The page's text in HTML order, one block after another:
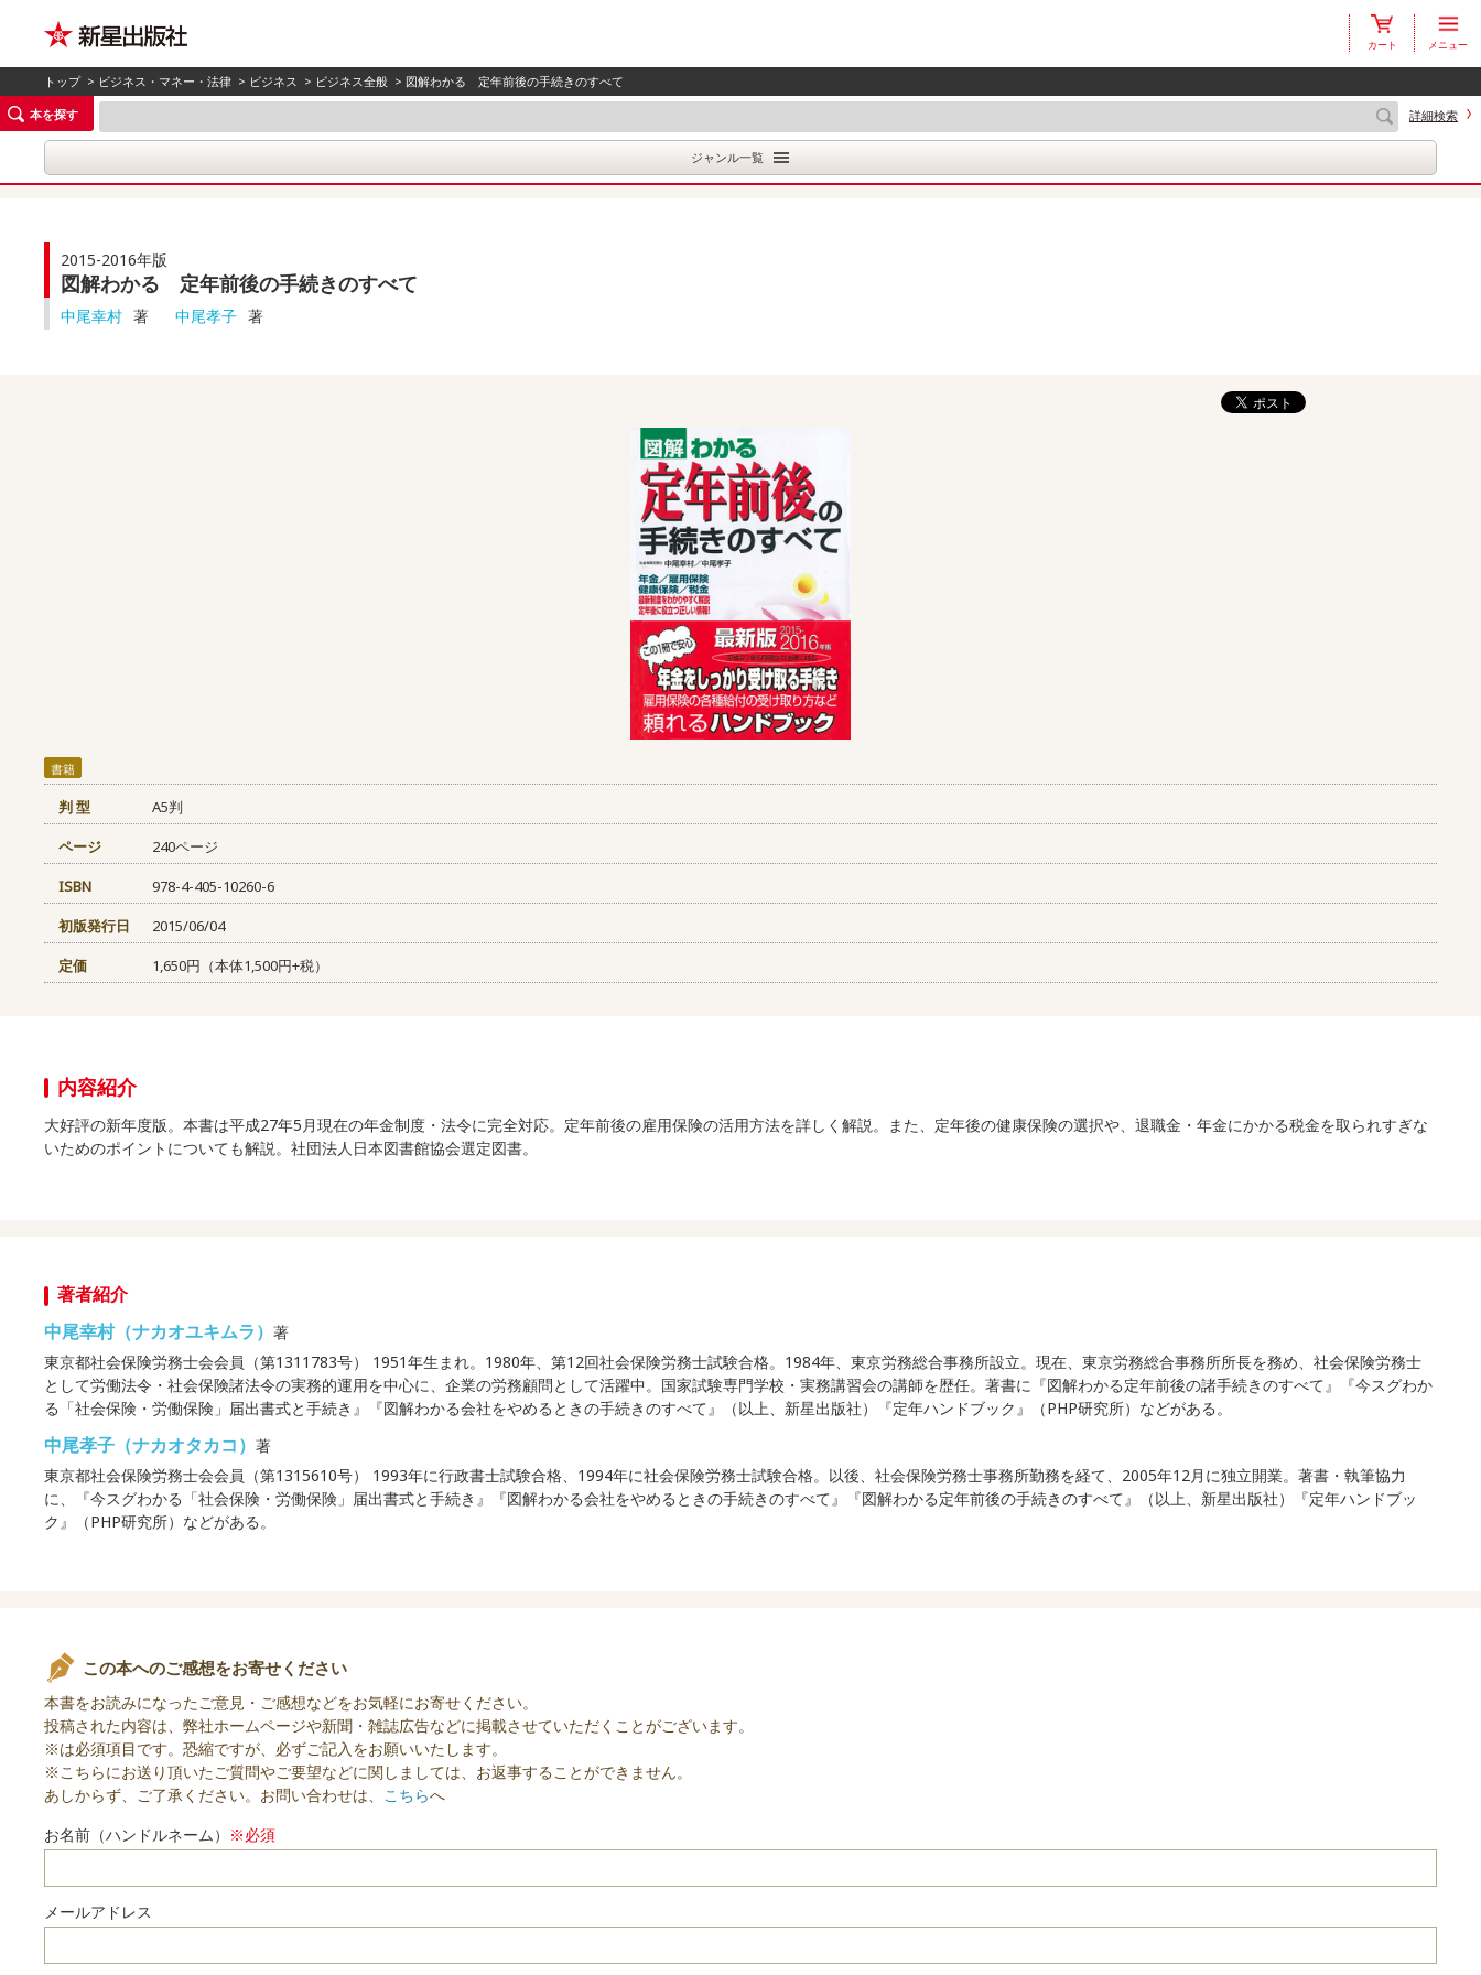
カート メニュー
トップ > ビジネス・マネー・法律 > ビジネス > ビジネス全般 > 図解わかる 定年前後の手続きのすべて
本を探す
詳細検索
ジャンル一覧
2015-2016年版
図解わかる 定年前後の手続きのすべて
中尾幸村 著 中尾孝子 著
書籍
判 型
A5判
ページ
240ページ
ISBN
978-4-405-10260-6
初版発行日
2015/06/04
定価
1,650円（本体1,500円+税）
内容紹介
大好評の新年度版。本書は平成27年5月現在の年金制度・法令に完全対応。定年前後の雇用保険の活用方法を詳しく解説。また、定年後の健康保険の選択や、退職金・年金にかかる税金を取られすぎな
いためのポイントについても解説。社団法人日本図書館協会選定図書。
著者紹介
中尾幸村（ナカオユキムラ）著
東京都社会保険労務士会会員（第1311783号） 1951年生まれ。1980年、第12回社会保険労務士試験合格。1984年、東京労務総合事務所設立。現在、東京労務総合事務所所長を務め、社会保険労務士
として労働法令・社会保険諸法令の実務的運用を中心に、企業の労務顧問として活躍中。国家試験専門学校・実務講習会の講師を歴任。著書に『図解わかる定年前後の諸手続きのすべて』『今スグわか
る「社会保険・労働保険」届出書式と手続き』『図解わかる会社をやめるときの手続きのすべて』（以上、新星出版社）『定年ハンドブック』（PHP研究所）などがある。
中尾孝子（ナカオタカコ）著
東京都社会保険労務士会会員（第1315610号） 1993年に行政書士試験合格、1994年に社会保険労務士試験合格。以後、社会保険労務士事務所勤務を経て、2005年12月に独立開業。著書・執筆協力
に、『今スグわかる「社会保険・労働保険」届出書式と手続き』『図解わかる会社をやめるときの手続きのすべて』『図解わかる定年前後の手続きのすべて』（以上、新星出版社）『定年ハンドブッ
ク』（PHP研究所）などがある。
この本へのご感想をお寄せください
本書をお読みになったご意見・ご感想などをお気軽にお寄せください。
投稿された内容は、弊社ホームページや新聞・雑誌広告などに掲載させていただくことがございます。
※は必須項目です。恐縮ですが、必ずご記入をお願いいたします。
※こちらにお送り頂いたご質問やご要望などに関しましては、お返事することができません。
あしからず、ご了承ください。お問い合わせは、 こちらへ
お名前（ハンドルネーム） ※必須
メールアドレス